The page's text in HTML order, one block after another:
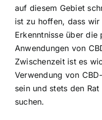
auf diesem Gebiet
ist zu hoffen, dass
Erkenntnisse über die
Anwendungen von
Zwischenzeit ist es
Verwendung von
sein und stets den
suchen.